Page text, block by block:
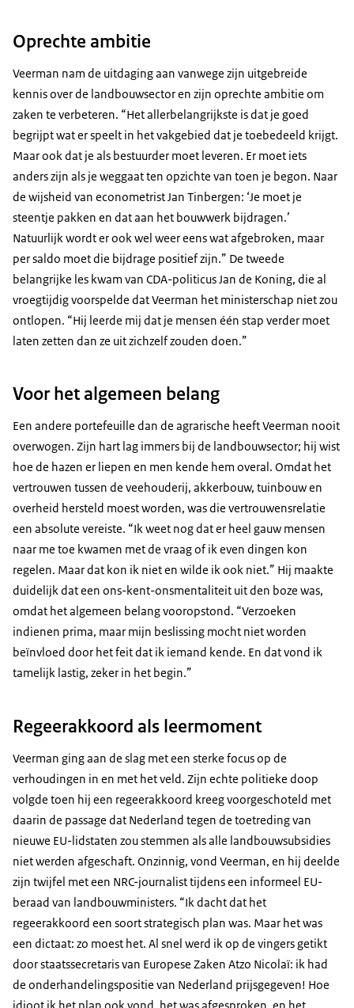
Oprechte ambitie
Veerman nam de uitdaging aan vanwege zijn uitgebreide
kennis over de landbouwsector en zijn oprechte ambitie om
zaken te verbeteren. “Het allerbelangrijkste is dat je goed
begrijpt wat er speelt in het vakgebied dat je toebedeeld krijgt.
Maar ook dat je als bestuurder moet leveren. Er moet iets
anders zijn als je weggaat ten opzichte van toen je begon. Naar
de wijsheid van econometrist Jan Tinbergen: ‘Je moet je
steentje pakken en dat aan het bouwwerk bijdragen.’
Natuurlijk wordt er ook wel weer eens wat afgebroken, maar
per saldo moet die bijdrage positief zijn.” De tweede
belangrijke les kwam van CDA-politicus Jan de Koning, die al
vroegtijdig voorspelde dat Veerman het ministerschap niet zou
ontlopen. “Hij leerde mij dat je mensen één stap verder moet
laten zetten dan ze uit zichzelf zouden doen.”
Voor het algemeen belang
Een andere portefeuille dan de agrarische heeft Veerman nooit
overwogen. Zijn hart lag immers bij de landbouwsector; hij wist
hoe de hazen er liepen en men kende hem overal. Omdat het
vertrouwen tussen de veehouderij, akkerbouw, tuinbouw en
overheid hersteld moest worden, was die vertrouwensrelatie
een absolute vereiste. “Ik weet nog dat er heel gauw mensen
naar me toe kwamen met de vraag of ik even dingen kon
regelen. Maar dat kon ik niet en wilde ik ook niet.” Hij maakte
duidelijk dat een ons-kent-onsmentaliteit uit den boze was,
omdat het algemeen belang vooropstond. “Verzoeken
indienen prima, maar mijn beslissing mocht niet worden
beïnvloed door het feit dat ik iemand kende. En dat vond ik
tamelijk lastig, zeker in het begin.”
Regeerakkoord als leermoment
Veerman ging aan de slag met een sterke focus op de
verhoudingen in en met het veld. Zijn echte politieke doop
volgde toen hij een regeerakkoord kreeg voorgeschoteld met
daarin de passage dat Nederland tegen de toetreding van
nieuwe EU-lidstaten zou stemmen als alle landbouwsubsidies
niet werden afgeschaft. Onzinnig, vond Veerman, en hij deelde
zijn twijfel met een NRC-journalist tijdens een informeel EU-
beraad van landbouwministers. “Ik dacht dat het
regeerakkoord een soort strategisch plan was. Maar het was
een dictaat: zo moest het. Al snel werd ik op de vingers getikt
door staatssecretaris van Europese Zaken Atzo Nicolaï: ik had
de onderhandelingspositie van Nederland prijsgegeven! Hoe
idioot ik het plan ook vond, het was afgesproken, en het